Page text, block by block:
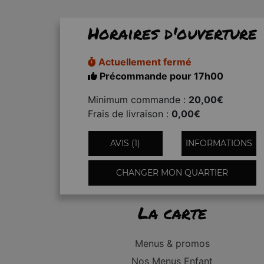
Horaires d'ouverture
Actuellement fermé
Précommande pour 17h00
Minimum commande : 20,00€
Frais de livraison : 0,00€
AVIS (1) INFORMATIONS
CHANGER MON QUARTIER
La carte
Menus & promos
Nos Menus Enfant